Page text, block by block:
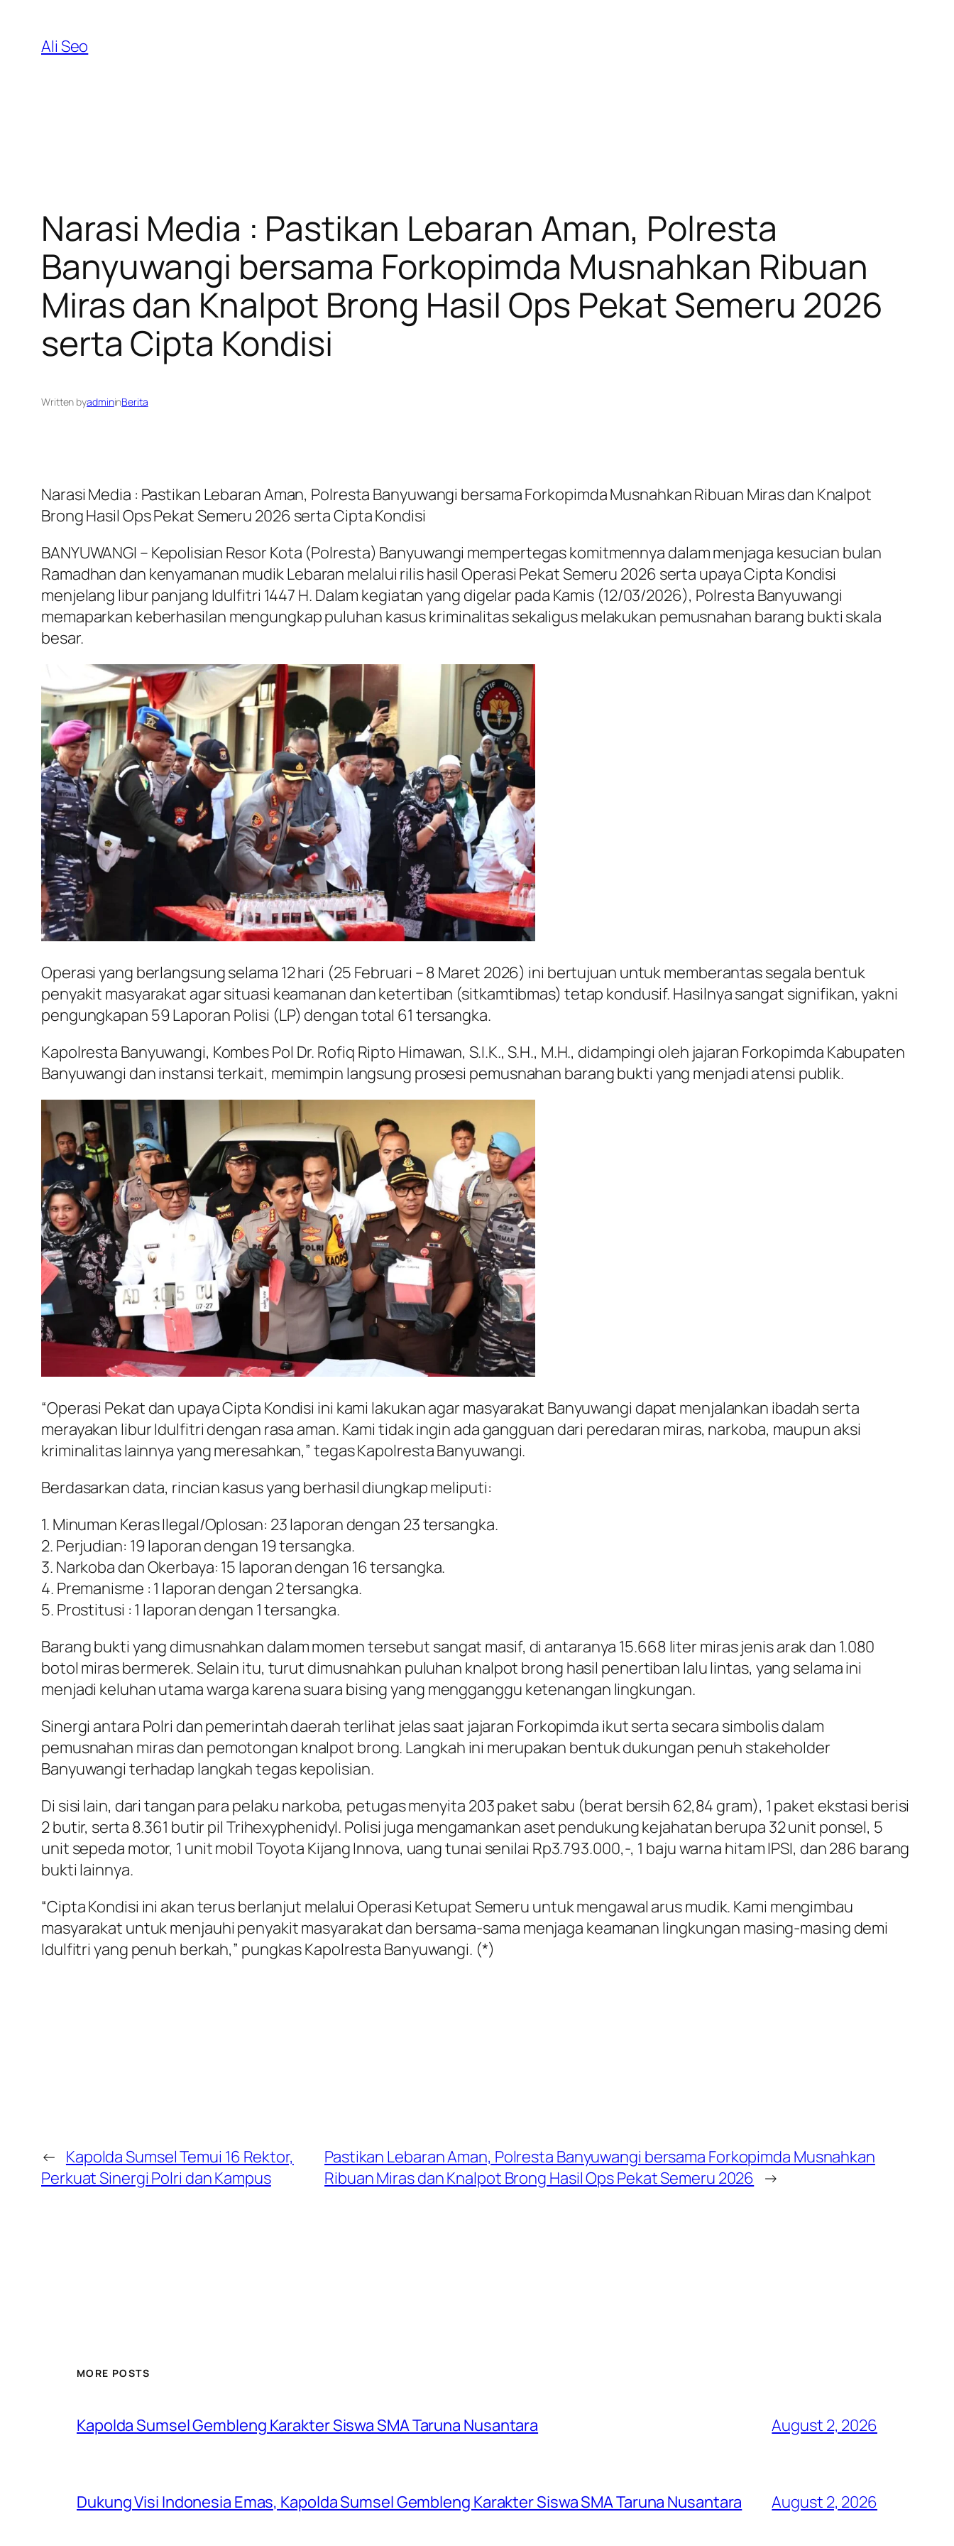
content
Ali Seo
Narasi Media : Pastikan Lebaran Aman, Polresta
Banyuwangi bersama Forkopimda Musnahkan Ribuan
Miras dan Knalpot Brong Hasil Ops Pekat Semeru 2026
serta Cipta Kondisi
Written byadmininBerita
Narasi Media : Pastikan Lebaran Aman, Polresta Banyuwangi bersama Forkopimda Musnahkan Ribuan Miras dan Knalpot
Brong Hasil Ops Pekat Semeru 2026 serta Cipta Kondisi
BANYUWANGI – Kepolisian Resor Kota (Polresta) Banyuwangi mempertegas komitmennya dalam menjaga kesucian bulan
Ramadhan dan kenyamanan mudik Lebaran melalui rilis hasil Operasi Pekat Semeru 2026 serta upaya Cipta Kondisi
menjelang libur panjang Idulfitri 1447 H. Dalam kegiatan yang digelar pada Kamis (12/03/2026), Polresta Banyuwangi
memaparkan keberhasilan mengungkap puluhan kasus kriminalitas sekaligus melakukan pemusnahan barang bukti skala
besar.
Operasi yang berlangsung selama 12 hari (25 Februari – 8 Maret 2026) ini bertujuan untuk memberantas segala bentuk
penyakit masyarakat agar situasi keamanan dan ketertiban (sitkamtibmas) tetap kondusif. Hasilnya sangat signifikan, yakni
pengungkapan 59 Laporan Polisi (LP) dengan total 61 tersangka.
Kapolresta Banyuwangi, Kombes Pol Dr. Rofiq Ripto Himawan, S.I.K., S.H., M.H., didampingi oleh jajaran Forkopimda Kabupaten
Banyuwangi dan instansi terkait, memimpin langsung prosesi pemusnahan barang bukti yang menjadi atensi publik.
“Operasi Pekat dan upaya Cipta Kondisi ini kami lakukan agar masyarakat Banyuwangi dapat menjalankan ibadah serta
merayakan libur Idulfitri dengan rasa aman. Kami tidak ingin ada gangguan dari peredaran miras, narkoba, maupun aksi
kriminalitas lainnya yang meresahkan,” tegas Kapolresta Banyuwangi.
Berdasarkan data, rincian kasus yang berhasil diungkap meliputi:
1. Minuman Keras Ilegal/Oplosan: 23 laporan dengan 23 tersangka.
2. Perjudian: 19 laporan dengan 19 tersangka.
3. Narkoba dan Okerbaya: 15 laporan dengan 16 tersangka.
4. Premanisme : 1 laporan dengan 2 tersangka.
5. Prostitusi : 1 laporan dengan 1 tersangka.
Barang bukti yang dimusnahkan dalam momen tersebut sangat masif, di antaranya 15.668 liter miras jenis arak dan 1.080
botol miras bermerek. Selain itu, turut dimusnahkan puluhan knalpot brong hasil penertiban lalu lintas, yang selama ini
menjadi keluhan utama warga karena suara bising yang mengganggu ketenangan lingkungan.
Sinergi antara Polri dan pemerintah daerah terlihat jelas saat jajaran Forkopimda ikut serta secara simbolis dalam
pemusnahan miras dan pemotongan knalpot brong. Langkah ini merupakan bentuk dukungan penuh stakeholder
Banyuwangi terhadap langkah tegas kepolisian.
Di sisi lain, dari tangan para pelaku narkoba, petugas menyita 203 paket sabu (berat bersih 62,84 gram), 1 paket ekstasi berisi
2 butir, serta 8.361 butir pil Trihexyphenidyl. Polisi juga mengamankan aset pendukung kejahatan berupa 32 unit ponsel, 5
unit sepeda motor, 1 unit mobil Toyota Kijang Innova, uang tunai senilai Rp3.793.000,-, 1 baju warna hitam IPSI, dan 286 barang
bukti lainnya.
“Cipta Kondisi ini akan terus berlanjut melalui Operasi Ketupat Semeru untuk mengawal arus mudik. Kami mengimbau
masyarakat untuk menjauhi penyakit masyarakat dan bersama-sama menjaga keamanan lingkungan masing-masing demi
Idulfitri yang penuh berkah,” pungkas Kapolresta Banyuwangi. (*)
← Kapolda Sumsel Temui 16 Rektor,
Perkuat Sinergi Polri dan Kampus
Pastikan Lebaran Aman, Polresta Banyuwangi bersama Forkopimda Musnahkan
Ribuan Miras dan Knalpot Brong Hasil Ops Pekat Semeru 2026 →
MORE POSTS
Kapolda Sumsel Gembleng Karakter Siswa SMA Taruna Nusantara August 2, 2026
Dukung Visi Indonesia Emas, Kapolda Sumsel Gembleng Karakter Siswa SMA Taruna Nusantara August 2, 2026